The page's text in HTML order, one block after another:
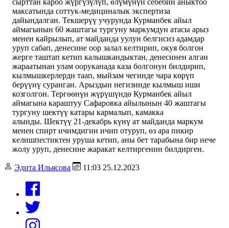
максатында соттук-медициналык экспертиза
дайындалган. Текшерүү учурунда Курманбек айыл
аймагынын 60 жаштагы тургуну маркумдун атасы арыз
менен кайрылып, ат майданда уулун белгисиз адамдар
уруп сабап, денесине оор залал келтирип, окуя болгон
жерге таштап кетип калышкандыктан, денесинен алган
жараатынан улам ооруканада каза болгонун билдирип,
кылмышкерлерди таап, мыйзам чегинде чара көрүп
берүүнү суранган. Арыздын негизинде кылмыш иши
козголгон. Тергөөнүн жүрүшүндө Курманбек айыл
аймагына караштуу Сафаровка айылынын 40 жаштагы
тургуну шектүү катары кармалып, камакка
алынды. Шектүү 21-декабрь күнү ат майданда маркум
менен спирт ичимдигин ичип отуруп, өз ара пикир
келишпестиктен уруша кетип, аны бет тарабына бир нече
жолу уруп, денесине жаракат келтиргенин билдирген.
Эдита Ильясова 11:03 25.12.2023